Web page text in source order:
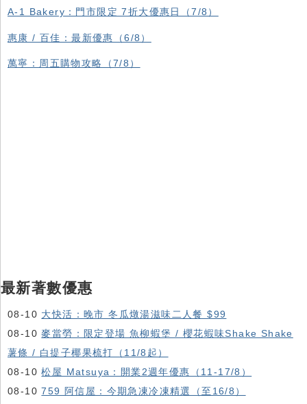
A-1 Bakery：門市限定 7折大優惠日（7/8）
惠康 / 百佳：最新優惠（6/8）
萬寧：周五購物攻略（7/8）
最新著數優惠
08-10 大快活：晚市 冬瓜燉湯滋味二人餐 $99
08-10麥當勞：限定登場 魚柳蝦堡 / 櫻花蝦味Shake Shake
薯條 / 白提子椰果梳打（11/8起）
08-10松屋 Matsuya：開業2週年優惠（11-17/8）
08-10759 阿信屋：今期急凍冷凍精選（至16/8）